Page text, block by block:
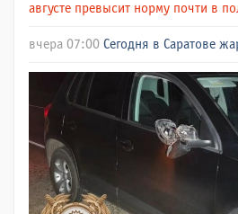
августе превысит норму почти в
вчера 07:00 Сегодня в Саратове